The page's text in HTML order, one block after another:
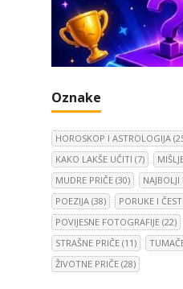
Oznake
HOROSKOP I ASTROLOGIJA
KAKO LAKŠE UČITI (7)
MUDRE PRIČE (30)
POEZIJA (38) PORUKE I
POVIJESNE FOTOGRAFIJE (22)
STRAŠNE PRIČE (11)
ŽIVOTNE PRIČE (28)